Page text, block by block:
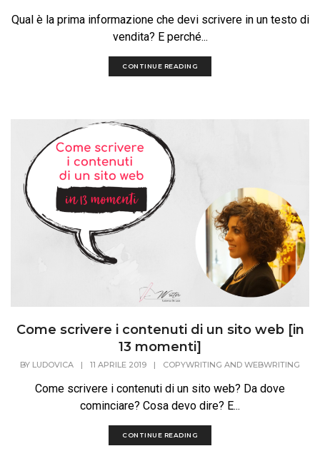
Qual è la prima informazione che devi scrivere in un testo di
vendita? E perché...
CONTINUE READING
Come scrivere i contenuti di un sito web [in
13 momenti]
BY LUDOVICA | 11 APRILE 2019 | COPYWRITING AND WEBWRITING
Come scrivere i contenuti di un sito web? Da dove
cominciare? Cosa devo dire? E...
CONTINUE READING